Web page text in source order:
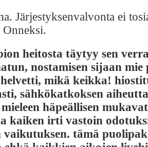
Järjestyksenvalvonta ei
Onneksi.
heitosta täytyy sen
nostamisen sijaan
helvetti, mikä keikka!
sähkökatkoksen
häpeällisen
kaiken irti vastoin
vaikutuksen. tämä